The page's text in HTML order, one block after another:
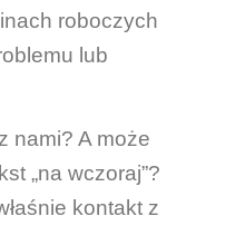
roboczych
lub
nami? A może
„na wczoraj”?
kontakt z